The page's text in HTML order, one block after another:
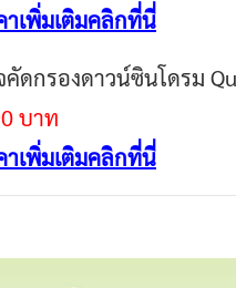
าเพิ่มเติมคลิกที่นี่
คัดกรองดาวน์ซินโดรม
บาท
าเพิ่มเติมคลิกที่นี่